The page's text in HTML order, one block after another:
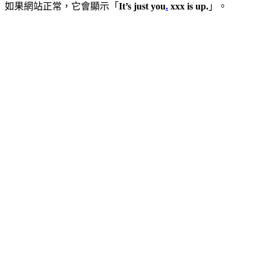
如果網站正常，它會顯示「 It’s just you. xxx is up. 」。